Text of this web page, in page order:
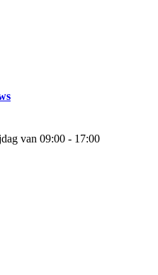
van 09:00 - 17:00